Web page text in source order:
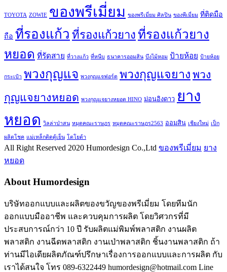
TOYOTA ZOWIE ของพรีเมี่ยม ของพรีเมี่ยม ศิลปิน ของพีเมี่ยม ที่ติดมือ
ถือ ที่รองแก้ว ที่รองแก้วยาง ที่รองแก้วยาง
หยอด ที่รัดสาย ที่วางแก้ว ที่หนีบ ธนาคารออมสิน บึงไม้หอม ป้ายห้อย ป้ายห้อย
กระเป๋า พวงกุญแจ พวงกุญแจฟอร์ด พวงกุญแจยาง พวง
กุญแจยางหยอด พวงกุญแจยางหยอด HINO ม่อนอิงดาว ยาง
หยอด วิลล่าป่าสน หมุดคณะราษฎร หมุดคณะราษฎร2563 ออมสิน เชียงใหม่ เป็ก
ผลิตโชค แม่เหล็กติดตู้เย็น โตโยต้า
All Right Reserved 2020 Humordesign Co.,Ltd ของพรีเมี่ยม ยาง
หยอด
About Humordesign
บริษัทออกแบบและผลิตของขวัญของพรีเมี่ยม โดยทีมนัก
ออกแบบมืออาชีพ และควบคุมการผลิต โดยวิศวกรที่มี
ประสบการณ์กว่า 10 ปี รับผลิตแม่พิมพ์พลาสติก งานผลิต
พลาสติก งานฉีดพลาสติก งานเป่าพลาสติก ชิ้นงานพลาสติก ถ้า
ท่านมีไอเดียผลิตภัณฑ์ปรึกษาเรื่องการออกแบบและการผลิต กับ
เราได้สนใจ โทร 089-6322449 humordesign@hotmail.com Line